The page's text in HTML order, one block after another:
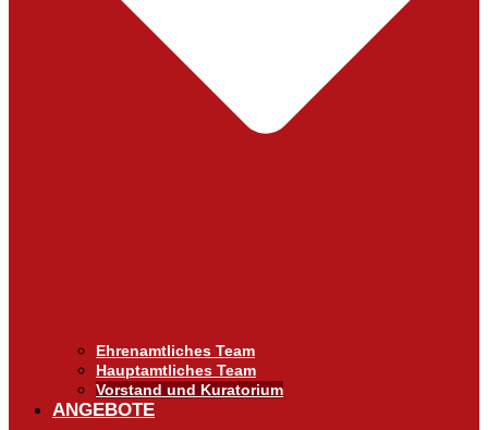
Ehrenamtliches Team
Hauptamtliches Team
Vorstand und Kuratorium
ANGEBOTE